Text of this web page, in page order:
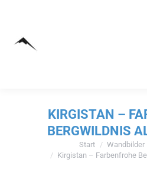
KIRGISTAN –
BERGWILDNIS
Sie befinden sich hier:
Start Wandbilder
Kirgistan – Farbenfrohe